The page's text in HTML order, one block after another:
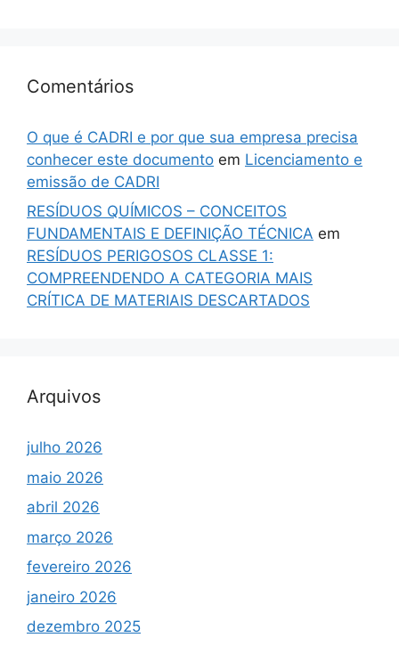
Comentários
O que é CADRI e por que sua empresa precisa
conhecer este documento em Licenciamento e
emissão de CADRI
RESÍDUOS QUÍMICOS – CONCEITOS
FUNDAMENTAIS E DEFINIÇÃO TÉCNICA em
RESÍDUOS PERIGOSOS CLASSE 1:
COMPREENDENDO A CATEGORIA MAIS
CRÍTICA DE MATERIAIS DESCARTADOS
Arquivos
julho 2026
maio 2026
abril 2026
março 2026
fevereiro 2026
janeiro 2026
dezembro 2025